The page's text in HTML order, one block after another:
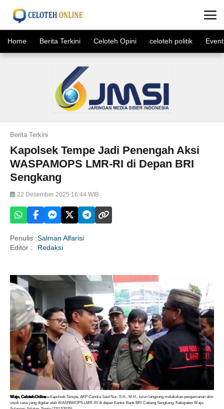
Home Berita Terkini Celoteh Opini celoteh politik Event
Berita Terkini
Kapolsek Tempe Jadi Penengah Aksi
WASPAMOPS LMR-RI di Depan BRI
Sengkang
22 Desember 2025 16:44 WIB
Penulis :Salman Alfarisi
Editor :
Redaksi
Wajo, Celoteh.Online –Kapolsek Tempe, AKP Candra Said Nur, S.H., M.H., turun langsung melakukan pengamanan aksi
unjuk rasa yang digelar oleh WASPAMOPS LMR-RI di depan Kantor Bank BRI Cabang Sengkang, Kabupaten Wajo,